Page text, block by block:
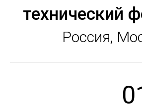
технический
Россия,